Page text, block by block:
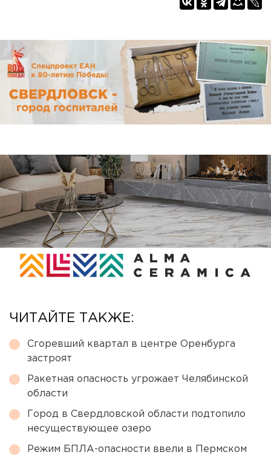
ЧИТАЙТЕ ТАКЖЕ:
Сгоревший квартал в центре Оренбурга
застроят
Ракетная опасность угрожает Челябинской
области
Город в Свердловской области подтопило
несуществующее озеро
Режим БПЛА-опасности ввели в Пермском